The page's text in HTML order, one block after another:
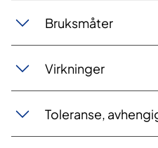
Bruksmåter
Virkninger
Toleranse,